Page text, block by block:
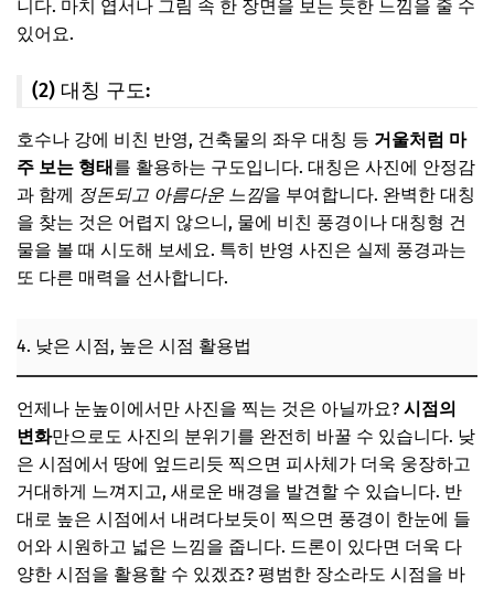
니다. 마치 엽서나 그림 속 한 장면을 보는 듯한 느낌을 줄 수
있어요.
(2) 대칭 구도:
호수나 강에 비친 반영, 건축물의 좌우 대칭 등 거울처럼 마
주 보는 형태를 활용하는 구도입니다. 대칭은 사진에 안정감
과 함께 정돈되고 아름다운 느낌을 부여합니다. 완벽한 대칭
을 찾는 것은 어렵지 않으니, 물에 비친 풍경이나 대칭형 건
물을 볼 때 시도해 보세요. 특히 반영 사진은 실제 풍경과는
또 다른 매력을 선사합니다.
4. 낮은 시점, 높은 시점 활용법
언제나 눈높이에서만 사진을 찍는 것은 아닐까요? 시점의
변화만으로도 사진의 분위기를 완전히 바꿀 수 있습니다. 낮
은 시점에서 땅에 엎드리듯 찍으면 피사체가 더욱 웅장하고
거대하게 느껴지고, 새로운 배경을 발견할 수 있습니다. 반
대로 높은 시점에서 내려다보듯이 찍으면 풍경이 한눈에 들
어와 시원하고 넓은 느낌을 줍니다. 드론이 있다면 더욱 다
양한 시점을 활용할 수 있겠죠? 평범한 장소라도 시점을 바